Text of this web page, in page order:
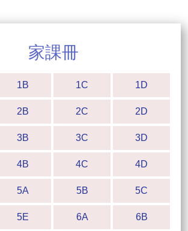
家課冊
1B 1C 1D
2B 2C 2D
3B 3C 3D
4B 4C 4D
5A 5B 5C
5E 6A 6B